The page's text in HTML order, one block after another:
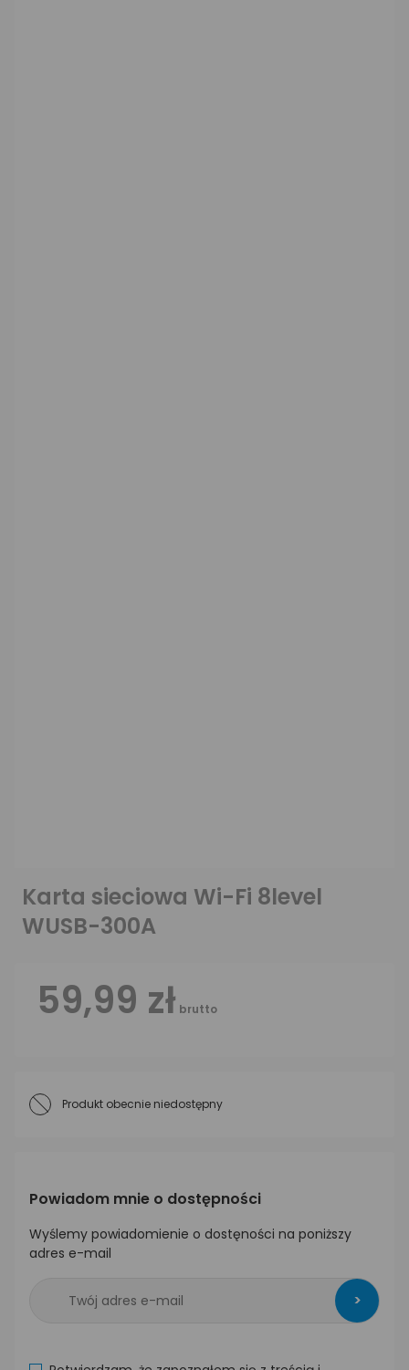
Karta sieciowa Wi-Fi 8level
WUSB-300A
59,99 zł brutto
Produkt obecnie niedostępny
Powiadom mnie o dostępności
Wyślemy powiadomienie o dostęności na poniższy
adres e-mail
>